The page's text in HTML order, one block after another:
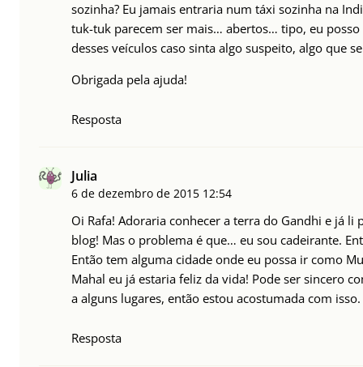
sozinha? Eu jamais entraria num táxi sozinha na
tuk-tuk parecem ser mais… abertos… tipo, eu
desses veículos caso sinta algo suspeito, algo que
Obrigada pela ajuda!
Resposta
Julia
6 de dezembro de 2015 12:54
Oi Rafa! Adoraria conhecer a terra do Gandhi e já
blog! Mas o problema é que… eu sou cadeirante.
Então tem alguma cidade onde eu possa ir como
Mahal eu já estaria feliz da vida! Pode ser sincero
a alguns lugares, então estou acostumada com isso.
Resposta